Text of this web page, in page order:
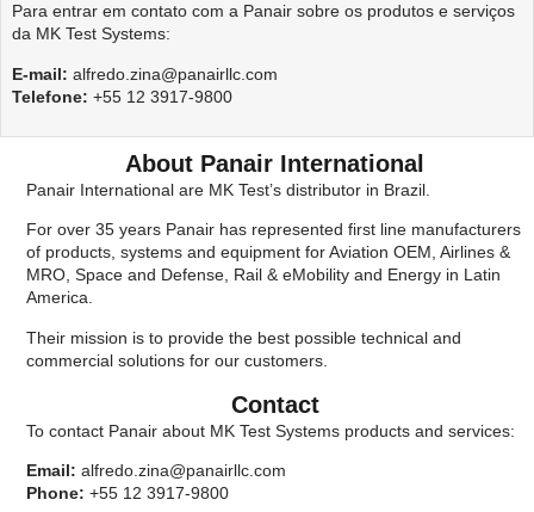
Para entrar em contato com a Panair sobre os produtos e serviços
da MK Test Systems:
E-mail: alfredo.zina@panairllc.com
Telefone: +55 12 3917-9800
About Panair International
Panair International are MK Test’s distributor in Brazil.
For over 35 years Panair has represented first line manufacturers
of products, systems and equipment for Aviation OEM, Airlines &
MRO, Space and Defense, Rail & eMobility and Energy in Latin
America.
Their mission is to provide the best possible technical and
commercial solutions for our customers.
Contact
To contact Panair about MK Test Systems products and services:
Email: alfredo.zina@panairllc.com
Phone: +55 12 3917-9800